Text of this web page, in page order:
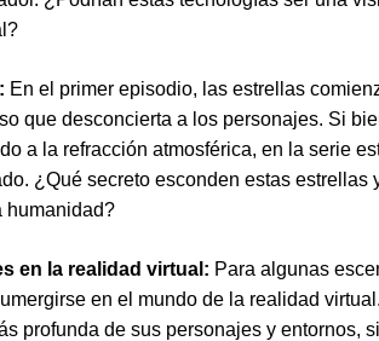
En el primer episodio, las estrellas
que desconcierta a los personajes. Si
a la refracción atmosférica, en la serie
¿Qué secreto esconden estas estrellas
humanidad?
en la realidad virtual: Para algunas
en el mundo de la realidad
profunda de sus personajes y entornos,